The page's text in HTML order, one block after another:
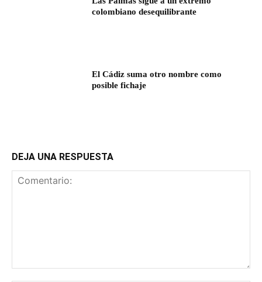
colombiano desequilibrante
El Cádiz suma otro nombre como
posible fichaje
DEJA UNA RESPUESTA